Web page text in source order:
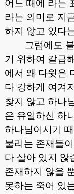
어느 때에 라는
라는 의미로 지
하지 않고 있다
그럼에도
기 위하여 갈급
에서 왜 다윗은
다 강하게 여겨
찾지 않고 하나
은 유일하신 하
하나님이시기
불리는 존재들
다 살아 있지 않
존재하지 않을
못하는 죽어 있